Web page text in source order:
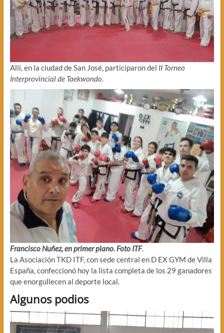
Allí, en la ciudad de San José, participaron del II Torneo
Interprovincial de Taekwondo.
Francisco Nuñez, en primer plano. Foto ITF.
La Asociación TKD ITF, con sede central en D EX GYM de Villa
España, confeccionó hoy la lista completa de los 29 ganadores
que enorgullecen al deporte local.
Algunos podios